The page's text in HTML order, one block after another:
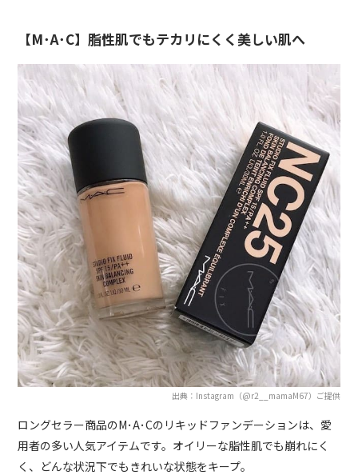
【M･A･C】脂性肌でもテカリにくく美しい肌へ
出典：Instagram（@r2__mamaM67）ご提供
ロングセラー商品のM･A･Cのリキッドファンデーションは、愛
用者の多い人気アイテムです。オイリーな脂性肌でも崩れにく
く、どんな状況下でもきれいな状態をキープ。